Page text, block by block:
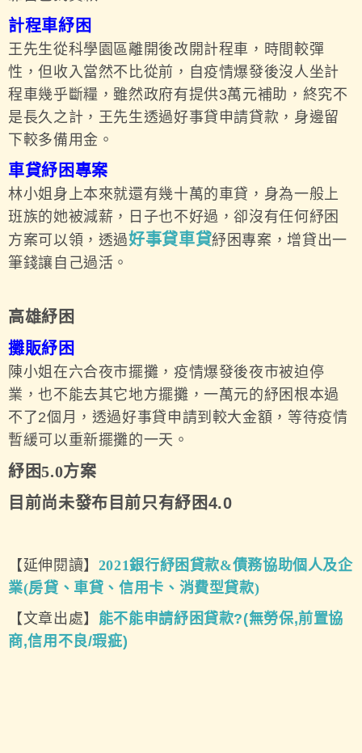
計程車紓困
王先生從科學園區離開後改開計程車，時間較彈
性，但收入當然不比從前，自疫情爆發後沒人坐計
程車幾乎斷糧，雖然政府有提供3萬元補助，終究不
是長久之計，王先生透過好事貸申請貸款，身邊留
下較多備用金。
車貸紓困專案
林小姐身上本來就還有幾十萬的車貸，身為一般上
班族的她被減薪，日子也不好過，卻沒有任何紓困
方案可以領，透過好事貸車貸紓困專案，增貸出一
筆錢讓自己過活。
高雄紓困
攤販紓困
陳小姐在六合夜市擺攤，疫情爆發後夜市被迫停
業，也不能去其它地方擺攤，一萬元的紓困根本過
不了2個月，透過好事貸申請到較大金額，等待疫情
暫緩可以重新擺攤的一天。
紓困5.0方案
目前尚未發布目前只有紓困4.0
【延伸閱讀】 2021銀行紓困貸款&債務協助個人及企
業(房貸、車貸、信用卡、消費型貸款)
【文章出處】 能不能申請紓困貸款?(無勞保,前置協
商,信用不良/瑕疵)